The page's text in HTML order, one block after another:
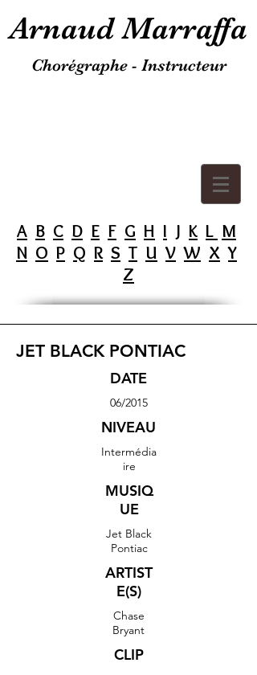
Arnaud Marraffa
Chorégraphe - Instructeur
A B C D E F G H I J K L M
N O P Q R S T U V W X Y
Z
JET BLACK PONTIAC
DATE
06/2015
NIVEAU
Intermédia
ire
MUSIQ
UE
Jet Black
Pontiac
ARTIST
E(S)
Chase
Bryant
CLIP